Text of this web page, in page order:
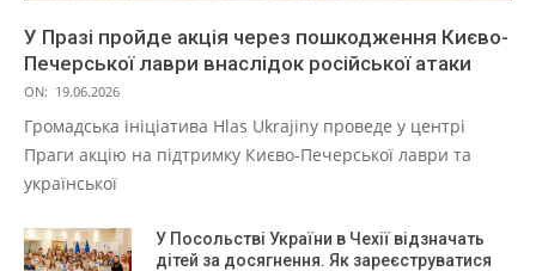
У Празі пройде акція через пошкодження Києво-
Печерської лаври внаслідок російської атаки
ON: 19.06.2026
Громадська ініціатива Hlas Ukrajiny проведе у центрі
Праги акцію на підтримку Києво-Печерської лаври та
української
У Посольстві України в Чехії відзначать
дітей за досягнення. Як зареєструватися